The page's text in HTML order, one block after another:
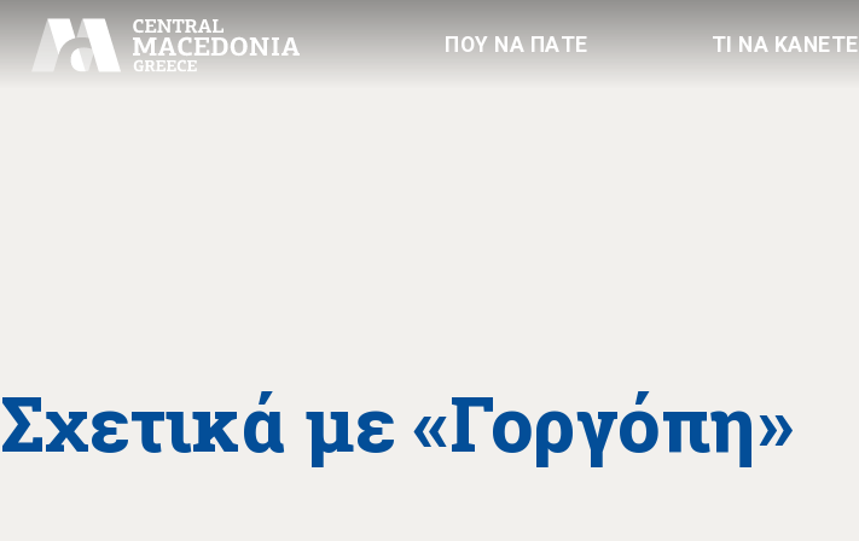
ΠΟΥ ΝΑ ΠΑΤΕ ΤΙ ΝΑ ΚΑΝΕΤΕ
Σχετικά με «Γοργόπη»